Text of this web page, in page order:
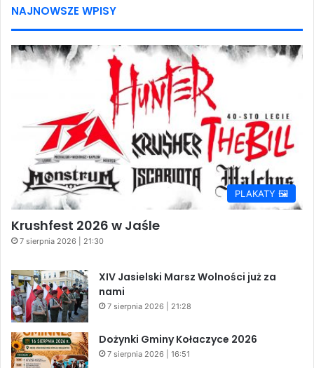
NAJNOWSZE WPISY
PLAKATY 🖼️
Krushfest 2026 w Jaśle
7 sierpnia 2026 | 21:30
XIV Jasielski Marsz Wolności już za
nami
7 sierpnia 2026 | 21:28
Dożynki Gminy Kołaczyce 2026
7 sierpnia 2026 | 16:51